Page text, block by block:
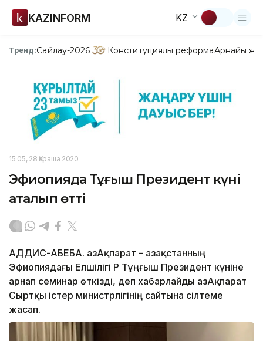
KAZINFORM KZ
Тренд:Сайлау-2026 Конституциялық реформаАрнайы
15:05, 28 Қараша 2020
Эфиопияда Тұңғыш Президент күні
аталып өтті
АДДИС-АБЕБА. ҚазАқпарат – Қазақстанның
Эфиопиядағы Елшілігі ҚР Тұңғыш Президент күніне
арнап семинар өткізді, деп хабарлайды ҚазАқпарат
Сыртқы істер министрлігінің сайтына сілтеме
жасап.